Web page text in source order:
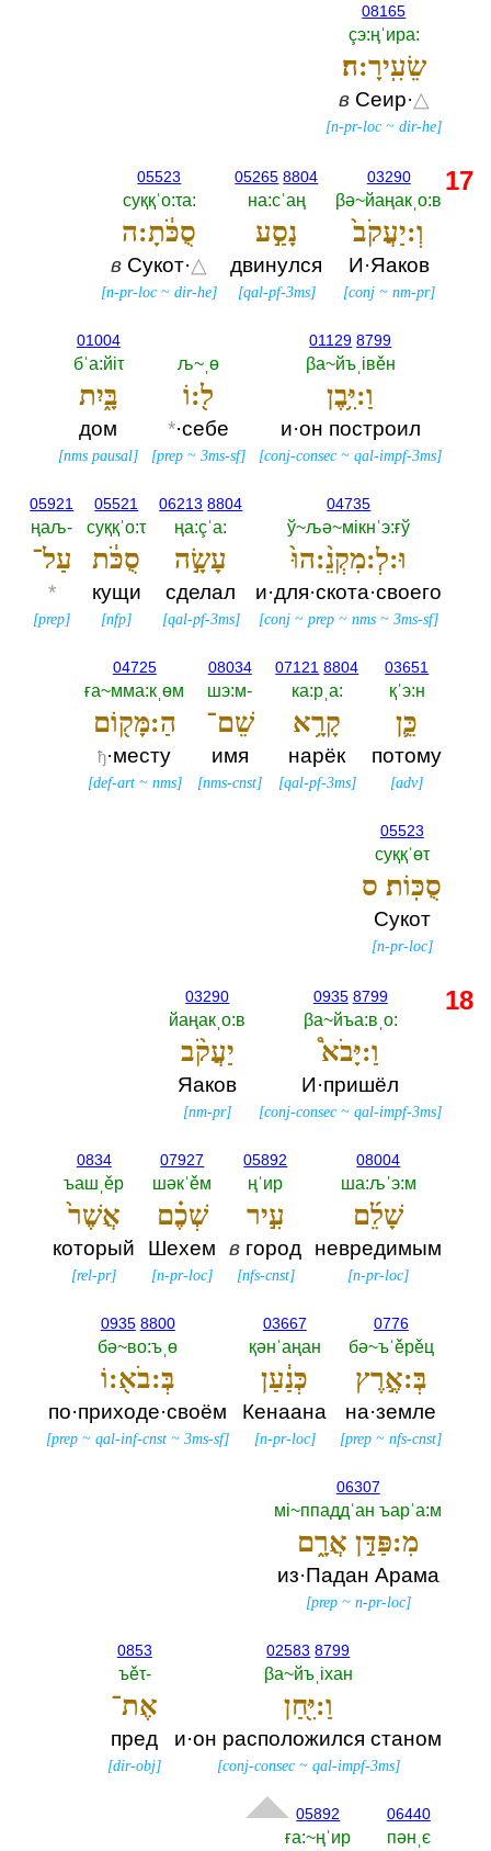
08165
çэ:ңˈира:‎
שֵׂעִֽירָ:ה׃
вСеир·△
[n-pr-loc ~dir-he]
03290
βә~йаңакˌо:в
וְ:יַעֲקֹב֙
И·Яаков
[conj~ nm-pr]
05265 8804
на:сˈаң
נָסַ֣ע
двинулся
[qal-pf-3ms]
05523
суққˈо:τа:‎
סֻכֹּ֔תָ:ה
в Сукот·△
[n-pr-loc ~dir-he]
01129 8799
βа~йъˌiвěн
וַ:יִּ֥בֶן
и·он построил
[conj-consec ~qal-impf-3ms]
љ~ˌө
ל֖:וֹ
*·себе
[prep ~3ms-sf]
01004
бˈа:йiτ
בָּ֑יִת
дом
[nms pausal]
04735
ў~љә~мiкнˈэ:ғў
וּ:לְ:מִקְנֵ֨:הוּ֙
и·для·скота·своего
[conj ~prep ~nms ~3ms-sf]
06213 8804
ңа:çˈа:‎
עָשָׂ֣ה
сделал
[qal-pf-3ms]
05521
суққˈо:τ
סֻכֹּ֔ת
кущи
[nfp]
05921
ңаљ-‎
עַל־
*
[prep]
03651
қˈэ:н
כֵּ֛ן
потому
[adv]
07121 8804
ка:рˌа:‎
קָרָ֥א
нарёк
[qal-pf-3ms]
08034
шэ:м-‎
שֵׁם־
имя
[nms-cnst]
04725
ға~мма:кˌөм
הַ:מָּק֖וֹם
ђ·месту
[def-art~ nms]
05523
суққˈөτ
סֻכּֽוֹת׃ ס
Сукот
[n-pr-loc]
17
0935 8799
βа~йъа:вˌо:‎
וַ:יָּבֹא֩
И·пришёл
[conj-consec ~qal-impf-3ms]
03290
йаңакˌо:в
יַעֲקֹ֨ב
Яаков
[nm-pr]
08004
ша:љˈэ:м
שָׁלֵ֜ם
невредимым
[n-pr-loc]
05892
ңˈир
עִ֣יר
в город
[nfs-cnst]
07927
шәкˈěм
שְׁכֶ֗ם
Шехем
[n-pr-loc]
0834
ъашˌěр
אֲשֶׁר֙
который
[rel-pr]
0776
бә~ъˈěрěц
בְּ:אֶ֣רֶץ
на·земле
[prep ~nfs-cnst]
03667
қәнˈаңан
כְּנַ֔עַן
Кенаана
[n-pr-loc]
0935 8800
бә~во:ъˌө
בְּ:בֹא֖:וֹ
по·приходе·своём
[prep ~qal-inf-cnst ~3ms-sf]
06307
мi~ппаддˈан ъарˈа:м
מִ:פַּדַּ֣ן אֲרָ֑ם
из·Падан Арама
[prep~ n-pr-loc]
02583 8799
βа~йъˌiхан
וַ:יִּ֖חַן
и·он расположился станом
[conj-consec~ qal-impf-3ms]
0853
ъěτ-‎
אֶת־
пред
[dir-obj]
06440
пәнˌє
05892
ға:~ңˈир
18